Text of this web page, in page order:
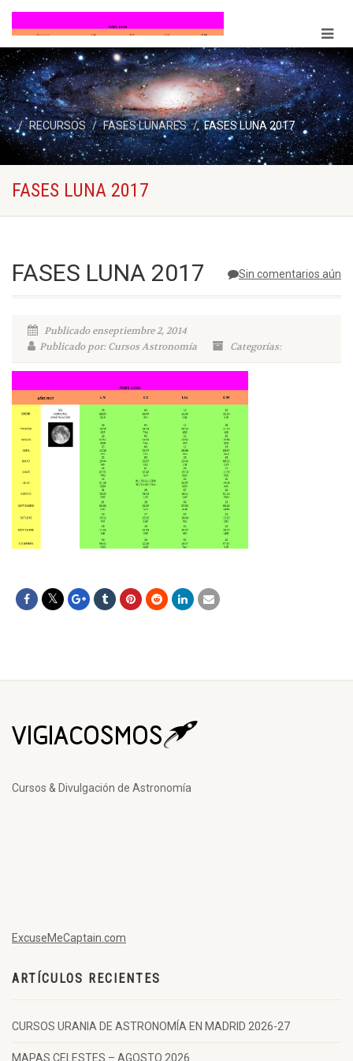
RECURSOS FASES LUNARES FASES LUNA 2017
FASES LUNA 2017
Sin comentarios aún
FASES LUNA 2017
Publicado enseptiembre 2, 2014
Publicado por: Cursos Astronomía
Categorías:
Cursos & Divulgación de Astronomía
ExcuseMeCaptain.com
ARTÍCULOS RECIENTES
CURSOS URANIA DE ASTRONOMÍA EN MADRID 2026-27
MAPAS CELESTES – AGOSTO 2026